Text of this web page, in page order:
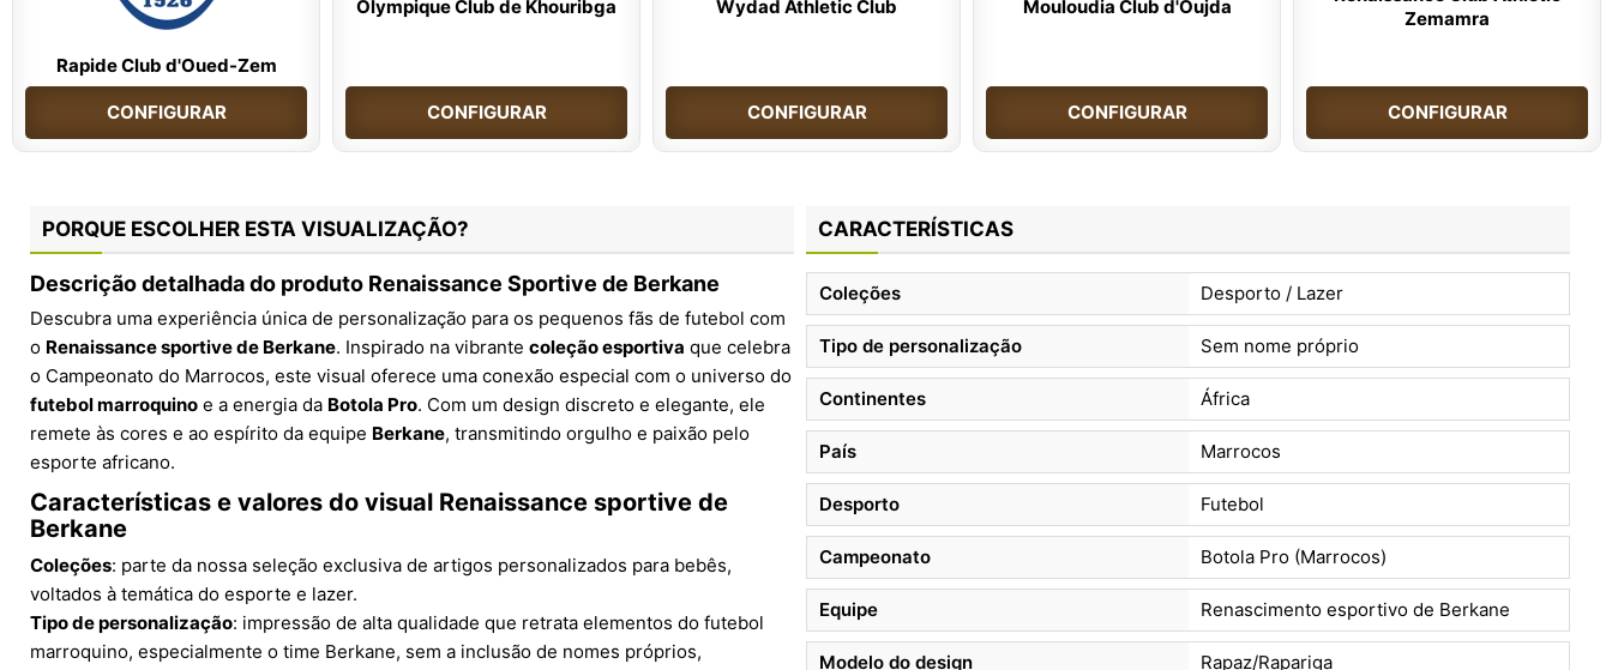
Rapide Club d'Oued-Zem
CONFIGURAR
Olympique Club de Khouribga
CONFIGURAR
Wydad Athletic Club
CONFIGURAR
Mouloudia Club d'Oujda
CONFIGURAR
Zemamra
CONFIGURAR
PORQUE ESCOLHER ESTA VISUALIZAÇÃO?
Descrição detalhada do produto Renaissance Sportive de Berkane
Descubra uma experiência única de personalização para os pequenos fãs de futebol com
o Renaissance sportive de Berkane. Inspirado na vibrante coleção esportiva que celebra
o Campeonato do Marrocos, este visual oferece uma conexão especial com o universo do
futebol marroquino e a energia da Botola Pro. Com um design discreto e elegante, ele
remete às cores e ao espírito da equipe Berkane, transmitindo orgulho e paixão pelo
esporte africano.
Características e valores do visual Renaissance sportive de
Berkane
Coleções: parte da nossa seleção exclusiva de artigos personalizados para bebês,
voltados à temática do esporte e lazer.
Tipo de personalização: impressão de alta qualidade que retrata elementos do futebol
marroquino, especialmente o time Berkane, sem a inclusão de nomes próprios,
CARACTERÍSTICAS
Coleções Desporto / Lazer
Tipo de personalização Sem nome próprio
Continentes África
País Marrocos
Desporto Futebol
Campeonato Botola Pro (Marrocos)
Equipe Renascimento esportivo de Berkane
Modelo do design Rapaz/Rapariga